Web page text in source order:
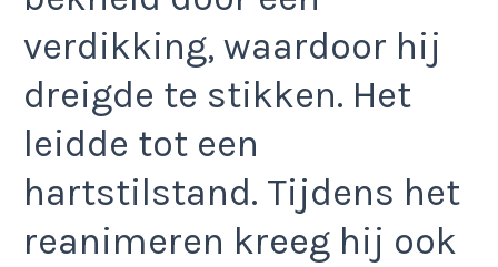
verdikking, waardoor hij
dreigde te stikken. Het
leidde tot een
hartstilstand. Tijdens het
reanimeren kreeg hij ook